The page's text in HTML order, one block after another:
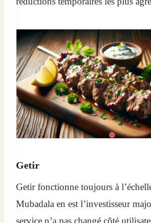
Getir
Getir fonctionne toujours à
Mubadala en est l’investisseur
service n’a pas changé côté